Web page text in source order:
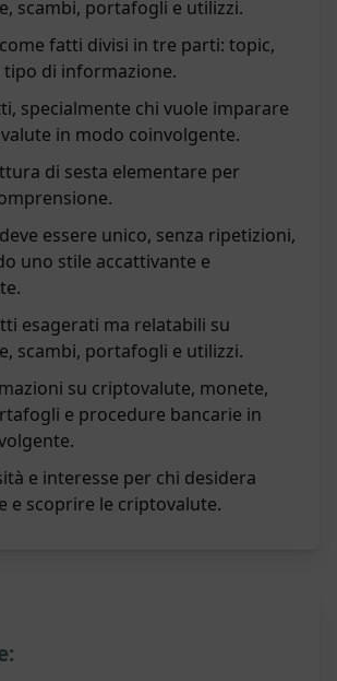
scambi, portafogli e utilizzi.
fatti divisi in tre parti: topic,
di informazione.
specialmente chi vuole imparare
in modo coinvolgente.
di sesta elementare per
essere unico, senza ripetizioni,
uno stile accattivante e
esagerati ma relatabili su
scambi, portafogli e utilizzi.
su criptovalute, monete,
e procedure bancarie in
e interesse per chi desidera
e scoprire le criptovalute.